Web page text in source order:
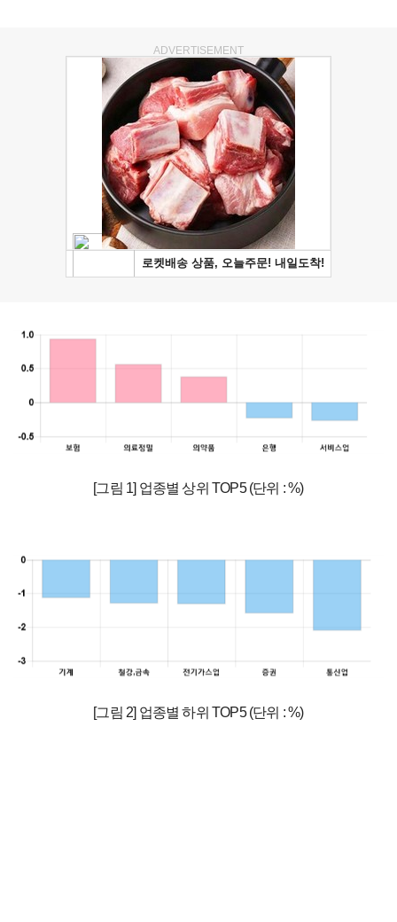
ADVERTISEMENT
[그림 1] 업종별 상위 TOP5 (단위 : %)
[그림 2] 업종별 하위 TOP5 (단위 : %)